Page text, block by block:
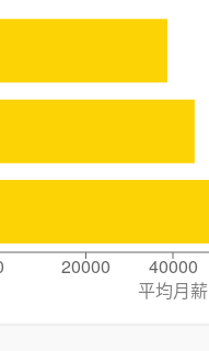
20000 40000
平均月薪